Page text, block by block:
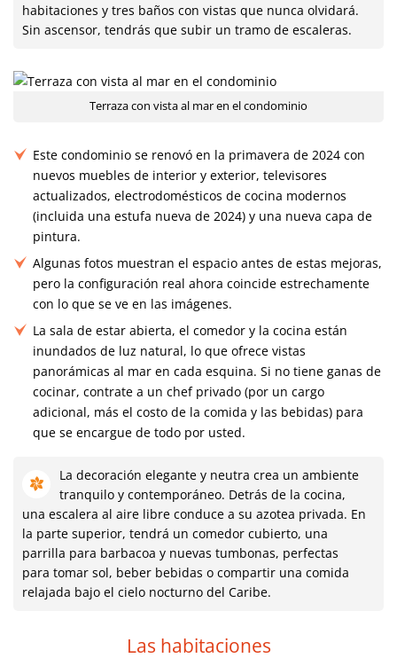
habitaciones y tres baños con vistas que nunca olvidará.
Sin ascensor, tendrás que subir un tramo de escaleras.
Terraza con vista al mar en el condominio
Este condominio se renovó en la primavera de 2024 con
nuevos muebles de interior y exterior, televisores
actualizados, electrodomésticos de cocina modernos
(incluida una estufa nueva de 2024) y una nueva capa de
pintura.
Algunas fotos muestran el espacio antes de estas mejoras,
pero la configuración real ahora coincide estrechamente
con lo que se ve en las imágenes.
La sala de estar abierta, el comedor y la cocina están
inundados de luz natural, lo que ofrece vistas
panorámicas al mar en cada esquina. Si no tiene ganas de
cocinar, contrate a un chef privado (por un cargo
adicional, más el costo de la comida y las bebidas) para
que se encargue de todo por usted.
La decoración elegante y neutra crea un ambiente
tranquilo y contemporáneo. Detrás de la cocina,
una escalera al aire libre conduce a su azotea privada. En
la parte superior, tendrá un comedor cubierto, una
parrilla para barbacoa y nuevas tumbonas, perfectas
para tomar sol, beber bebidas o compartir una comida
relajada bajo el cielo nocturno del Caribe.
Las habitaciones